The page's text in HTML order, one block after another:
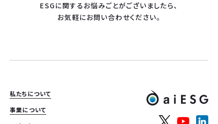
ESGに関するお悩みごとがございましたら、
お気軽にお問い合わせください。
私たちについて
事業について